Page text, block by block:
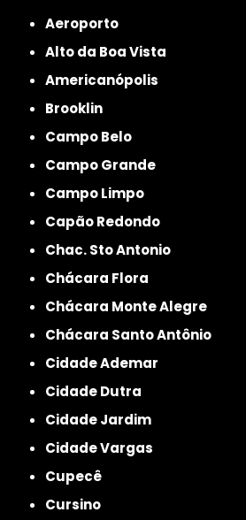
Aeroporto
Alto da Boa Vista
Americanópolis
Brooklin
Campo Belo
Campo Grande
Campo Limpo
Capão Redondo
Chac. Sto Antonio
Chácara Flora
Chácara Monte Alegre
Chácara Santo Antônio
Cidade Ademar
Cidade Dutra
Cidade Jardim
Cidade Vargas
Cupecê
Cursino